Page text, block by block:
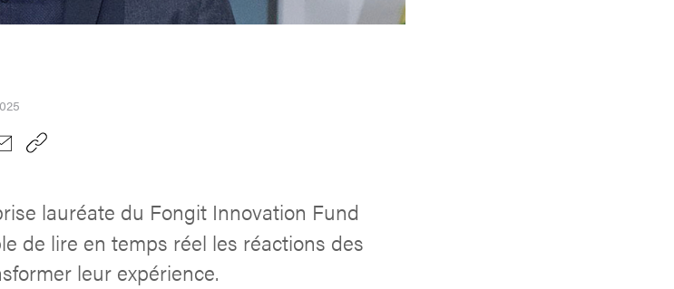
lauréate du Fongit Innovation Fund
de lire en temps réel les réactions des
leur expérience.